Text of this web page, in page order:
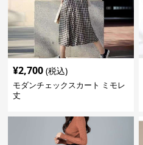
¥2,700 (税込)
モダンチェックスカート ミモレ
丈